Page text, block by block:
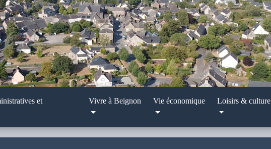
et
Vivre à Beignon Vie économique Loisirs & culture